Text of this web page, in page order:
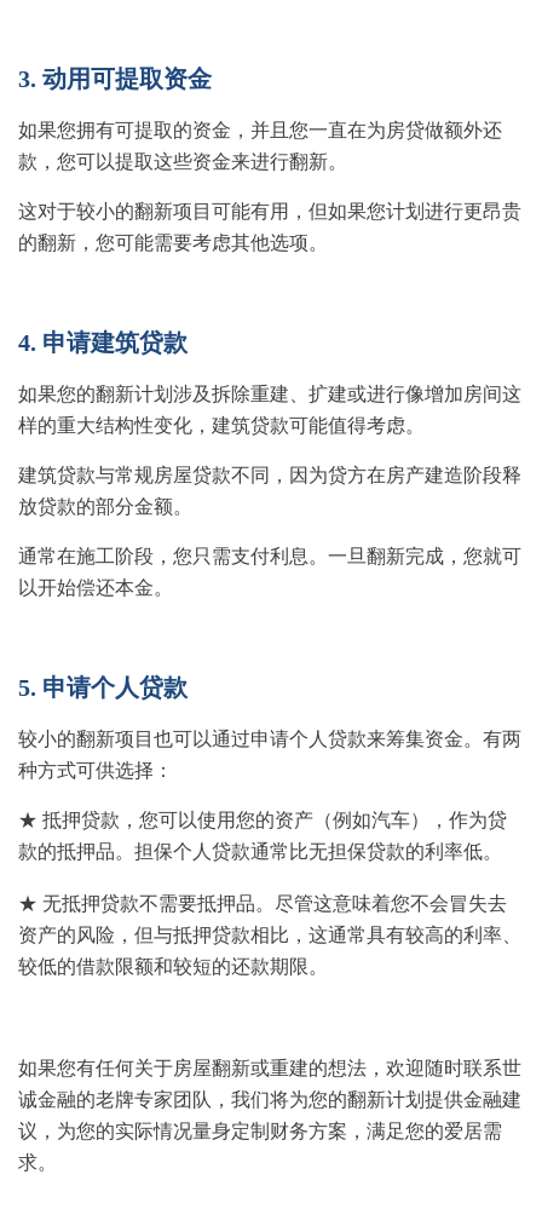
3. 动用可提取资金
如果您拥有可提取的资金，并且您一直在为房贷做额外还
款，您可以提取这些资金来进行翻新。
这对于较小的翻新项目可能有用，但如果您计划进行更昂贵
的翻新，您可能需要考虑其他选项。
4. 申请建筑贷款
如果您的翻新计划涉及拆除重建、扩建或进行像增加房间这
样的重大结构性变化，建筑贷款可能值得考虑。
建筑贷款与常规房屋贷款不同，因为贷方在房产建造阶段释
放贷款的部分金额。
通常在施工阶段，您只需支付利息。一旦翻新完成，您就可
以开始偿还本金。
5. 申请个人贷款
较小的翻新项目也可以通过申请个人贷款来筹集资金。有两
种方式可供选择：
★ 抵押贷款，您可以使用您的资产（例如汽车），作为贷
款的抵押品。担保个人贷款通常比无担保贷款的利率低。
★ 无抵押贷款不需要抵押品。尽管这意味着您不会冒失去
资产的风险，但与抵押贷款相比，这通常具有较高的利率、
较低的借款限额和较短的还款期限。
如果您有任何关于房屋翻新或重建的想法，欢迎随时联系世
诚金融的老牌专家团队，我们将为您的翻新计划提供金融建
议，为您的实际情况量身定制财务方案，满足您的爱居需
求。